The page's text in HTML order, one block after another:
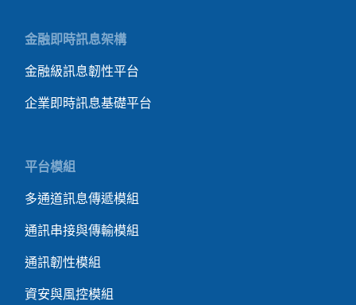
金融即時訊息架構
金融級訊息韌性平台
企業即時訊息基礎平台
平台模組
多通道訊息傳遞模組
通訊串接與傳輸模組
通訊韌性模組
資安與風控模組